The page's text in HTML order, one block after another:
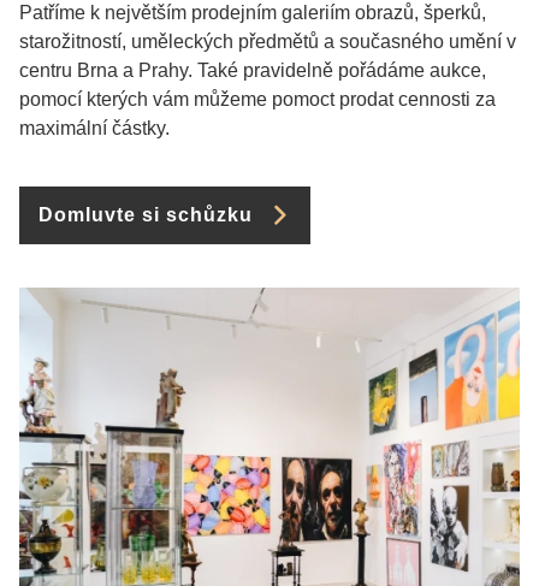
Patříme k největším prodejním galeriím obrazů, šperků,
starožitností, uměleckých předmětů a současného umění v
centru Brna a Prahy. Také pravidelně pořádáme aukce,
pomocí kterých vám můžeme pomoct prodat cennosti za
maximální částky.
Domluvte si schůzku